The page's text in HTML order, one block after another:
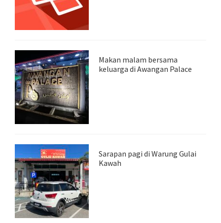
Makan malam bersama
keluarga di Awangan Palace
Sarapan pagi di Warung Gulai
Kawah